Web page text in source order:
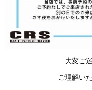
大変ご
ご理解い